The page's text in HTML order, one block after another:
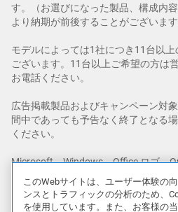
す。（お選びになった製品、構成内
より納期が前後することがございま
モデルによっては1社につき11台以
ございます。11台以上ご希望の方は
お電話ください。
広告掲載製品およびキャンペーン対
間中であっても予告なく終了となる
ください。
Microsoft、Windows、Office ロゴ、
米国Microsoft Corporation の米国お
商標です。その他の社名および製品
標です。
このWebサイトは、ユーザー体験の
ンスとトラフィックの分析のため、
を使用しています。また、お客様の